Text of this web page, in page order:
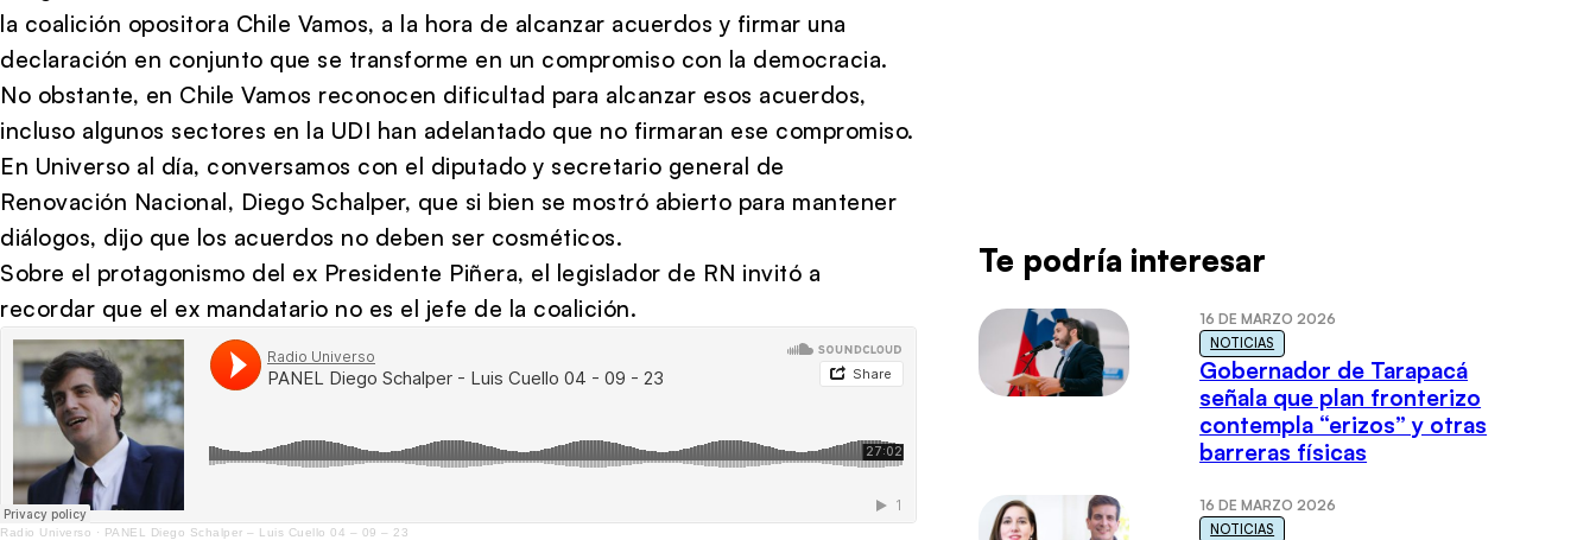
la coalición opositora Chile Vamos, a la hora de alcanzar acuerdos y firmar una
declaración en conjunto que se transforme en un compromiso con la democracia.
No obstante, en Chile Vamos reconocen dificultad para alcanzar esos acuerdos,
incluso algunos sectores en la UDI han adelantado que no firmaran ese compromiso.
En Universo al día, conversamos con el diputado y secretario general de
Renovación Nacional, Diego Schalper, que si bien se mostró abierto para mantener
diálogos, dijo que los acuerdos no deben ser cosméticos.
Sobre el protagonismo del ex Presidente Piñera, el legislador de RN invitó a
recordar que el ex mandatario no es el jefe de la coalición.
Radio Universo · PANEL Diego Schalper – Luis Cuello 04 – 09 – 23
Te podría interesar
16 DE MARZO 2026
NOTICIAS
Gobernador de Tarapacá
señala que plan fronterizo
contempla “erizos” y otras
barreras físicas
16 DE MARZO 2026
NOTICIAS